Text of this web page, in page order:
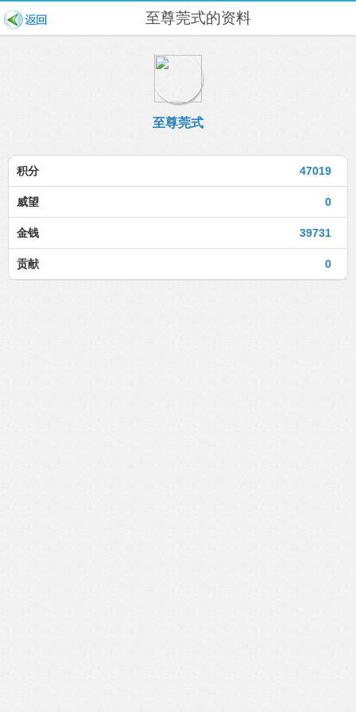
至尊莞式的资料
至尊莞式
47019
积分
0
威望
39731
金钱
0
贡献